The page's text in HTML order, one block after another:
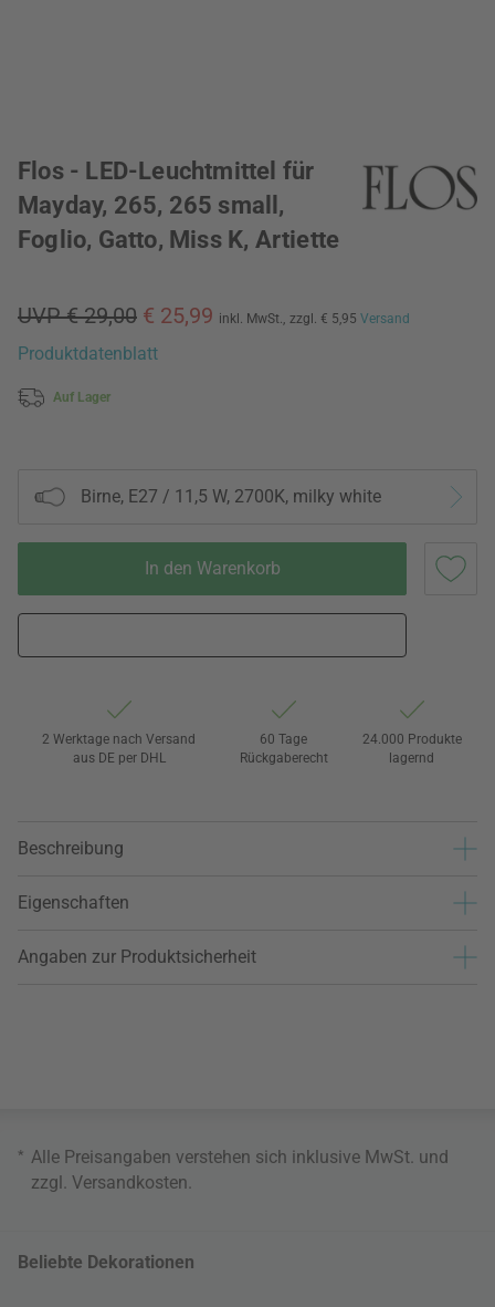
Flos - LED-Leuchtmittel für
Mayday, 265, 265 small,
Foglio, Gatto, Miss K, Artiette
UVP € 29,00 € 25,99 inkl. MwSt., zzgl. € 5,95 Versand
Produktdatenblatt
Auf Lager
Birne, E27 / 11,5 W, 2700K, milky white
In den Warenkorb
2 Werktage nach Versand
aus DE per DHL
60 Tage
Rückgaberecht
24.000 Produkte
lagernd
Beschreibung
Eigenschaften
Angaben zur Produktsicherheit
* Alle Preisangaben verstehen sich inklusive MwSt. und
zzgl. Versandkosten
Beliebte Dekorationen